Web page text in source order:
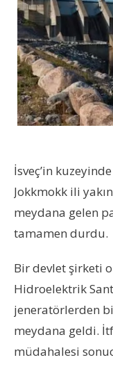
İsveç’in
Jokkmokk ili
meydana gelen
tamamen durdu.
Bir devlet şirketi
Hidroelektrik
jeneratörlerden
meydana geldi.
müdahalesi